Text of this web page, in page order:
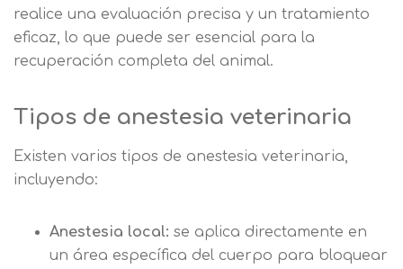
realice una evaluación precisa y un tratamiento
eficaz, lo que puede ser esencial para la
recuperación completa del animal.
Tipos de anestesia veterinaria
Existen varios tipos de anestesia veterinaria,
incluyendo:
Anestesia local: se aplica directamente en
un área específica del cuerpo para bloquear